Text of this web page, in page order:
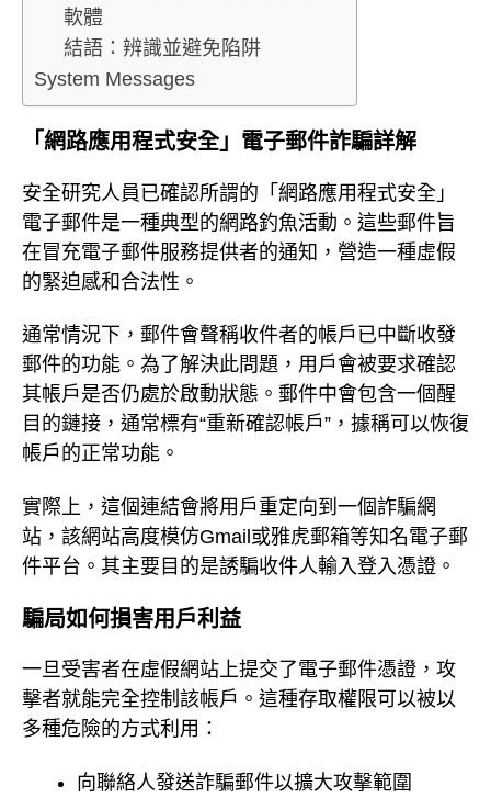
軟體
結語：辨識並避免陷阱
System Messages
「網路應用程式安全」電子郵件詐騙詳解
安全研究人員已確認所謂的「網路應用程式安全」
電子郵件是一種典型的網路釣魚活動。這些郵件旨
在冒充電子郵件服務提供者的通知，營造一種虛假
的緊迫感和合法性。
通常情況下，郵件會聲稱收件者的帳戶已中斷收發
郵件的功能。為了解決此問題，用戶會被要求確認
其帳戶是否仍處於啟動狀態。郵件中會包含一個醒
目的鏈接，通常標有“重新確認帳戶”，據稱可以恢復
帳戶的正常功能。
實際上，這個連結會將用戶重定向到一個詐騙網
站，該網站高度模仿Gmail或雅虎郵箱等知名電子郵
件平台。其主要目的是誘騙收件人輸入登入憑證。
騙局如何損害用戶利益
一旦受害者在虛假網站上提交了電子郵件憑證，攻
擊者就能完全控制該帳戶。這種存取權限可以被以
多種危險的方式利用：
向聯絡人發送詐騙郵件以擴大攻擊範圍